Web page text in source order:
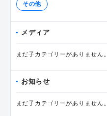
その他
メディア
まだ子カテゴリーがありません。
お知らせ
まだ子カテゴリーがありません。